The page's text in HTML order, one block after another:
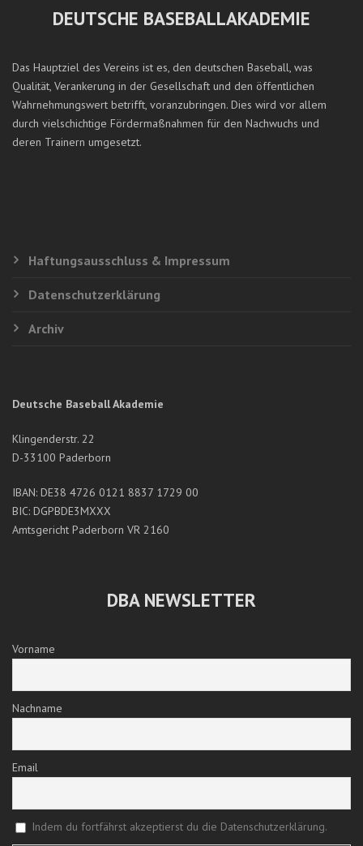
DEUTSCHE BASEBALLAKADEMIE
Das Hauptziel des Vereins ist es, den deutschen Baseball, was
Qualität, Verankerung in der Gesellschaft und den öffentlichen
Wahrnehmungswert betrifft, voranzubringen. Dies wird vor allem
durch vielschichtige Fördermaßnahmen für den Nachwuchs und
deren Trainern umgesetzt.
Haftungsausschluss & Impressum
Datenschutzerklärung
Archiv
Deutsche Baseball Akademie
Klingenderstr. 22
D-33100 Paderborn
IBAN: DE38 4726 0121 8837 1729 00
BIC: DGPBDE3MXXX
Amtsgericht Paderborn VR 2160
DBA NEWSLETTER
Vorname
Nachname
Email
Indem du fortfährst akzeptierst du die Datenschutzerklärung.